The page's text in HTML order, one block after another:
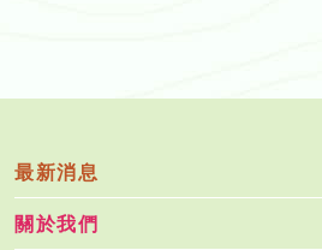
最新消息
關於我們